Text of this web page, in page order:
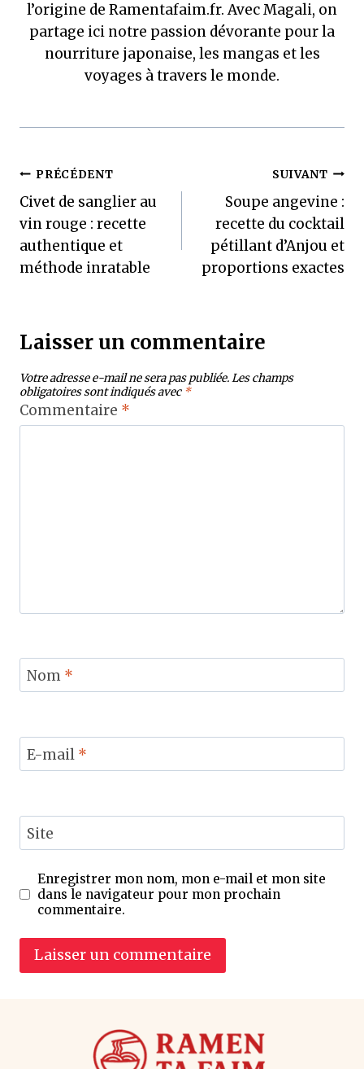
l’origine de Ramentafaim.fr. Avec Magali, on
partage ici notre passion dévorante pour la
nourriture japonaise, les mangas et les
voyages à travers le monde.
Navigation
de
l’article
PRÉCÉDENT
Civet de sanglier au
vin rouge : recette
authentique et
méthode inratable
SUIVANT
Soupe angevine :
recette du cocktail
pétillant d’Anjou et
proportions exactes
Laisser un commentaire
Votre adresse e-mail ne sera pas publiée.Les champs
obligatoires sont indiqués avec *
Commentaire *
Nom *
E-mail *
Site
Enregistrer mon nom, mon e-mail et mon site
dans le navigateur pour mon prochain
commentaire.